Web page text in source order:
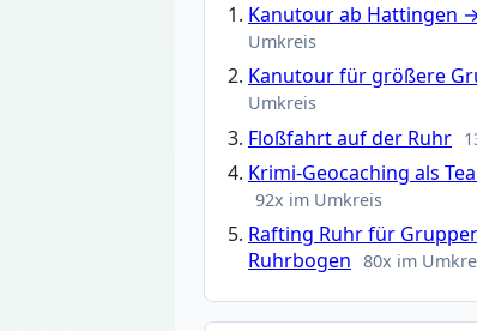
Kanutour ab Hattingen
Umkreis
Kanutour für größere
Umkreis
Floßfahrt auf der Ruhr
Krimi-Geocaching als
92x im Umkreis
Rafting Ruhr für
Ruhrbogen 80x im